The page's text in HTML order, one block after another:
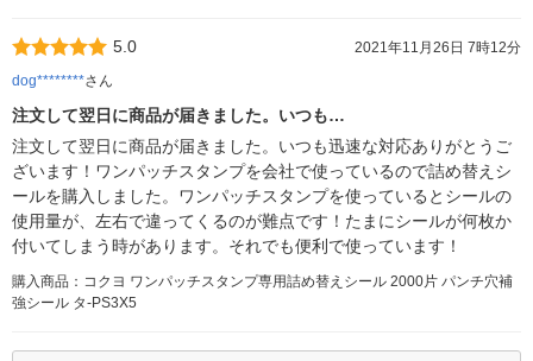
5.0
2021年11月26日 7時12分
dog********さん
注文して翌日に商品が届きました。いつも…
注文して翌日に商品が届きました。いつも迅速な対応ありがとうご
ざいます！ワンパッチスタンプを会社で使っているので詰め替えシ
ールを購入しました。ワンパッチスタンプを使っているとシールの
使用量が、左右で違ってくるのが難点です！たまにシールが何枚か
付いてしまう時があります。それでも便利で使っています！
購入商品：コクヨ ワンパッチスタンプ専用詰め替えシール 2000片 パンチ穴補
強シール タ-PS3X5